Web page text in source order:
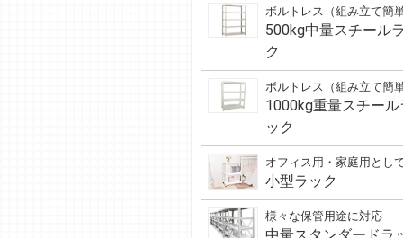
ボルトレス（組み立て簡単
500kg中量スチール
ク
ボルトレス（組み立て簡単
1000kg重量スチール
ック
オフィス用・家庭用とし
小型ラック
様々な保管用途に対応